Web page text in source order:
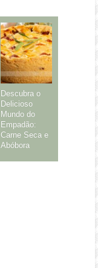
Descubra o
Delicioso
Mundo do
Empadão:
Carne Seca e
Abóbora